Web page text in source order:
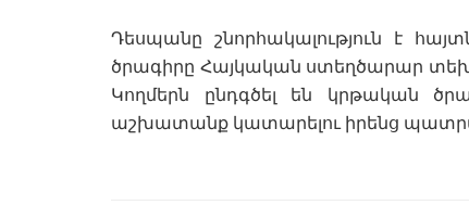
Դեսպանը շնորհակալություն է
ծրագիրը Հայկական ստեղծարար
Կողմերն ընդգծել են կրթական
աշխատանք կատարելու իրենց